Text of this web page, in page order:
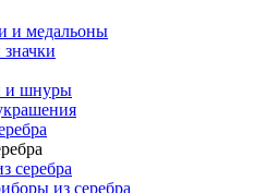
и медальоны
и шнуры
серебра
из серебра